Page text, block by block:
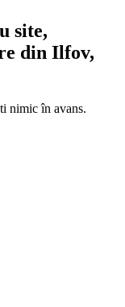
site,
din Ilfov,
nimic în avans.